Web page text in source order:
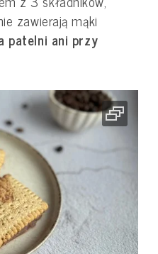
zawierają mąki
patelni ani przy